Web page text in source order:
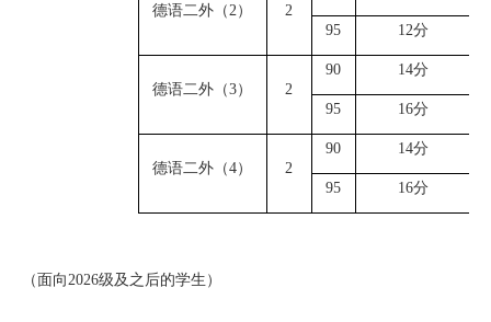
德语二外（ 2 ） 2
95 1 2分
德语二外（3） 2
90 1 4分
95 1 6分
德语二外（4） 2
90 1 4分
95 1 6分
（面向 2026级及之后的学生）